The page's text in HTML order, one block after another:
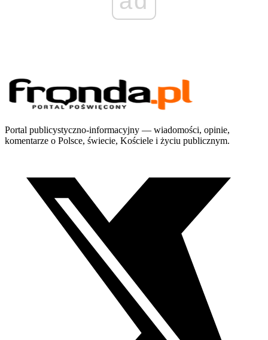
Portal publicystyczno-informacyjny — wiadomości, opinie,
komentarze o Polsce, świecie, Kościele i życiu publicznym.